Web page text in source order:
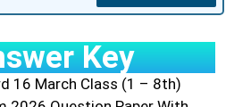
Key
16 March Class (1 – 8th)